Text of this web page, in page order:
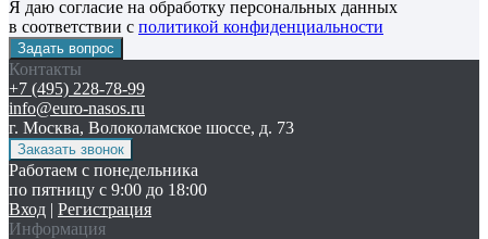
Я даю согласие на обработку персональных данных
в соответствии с политикой конфиденциальности
Контакты
+7 (495) 228-78-99
info@euro-nasos.ru
г. Москва, Волоколамское шоссе, д. 73
Работаем с понедельника
по пятницу с 9:00 до 18:00
Вход | Регистрация
Информация